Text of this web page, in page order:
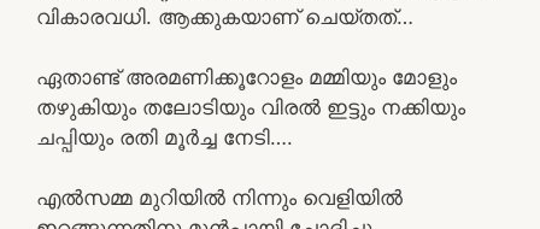
വികാരവധി. ആക്കുകയാണ് ചെയ്‍തത്…
ഏതാണ്ട് അരമണിക്കൂറോളം മമ്മിയും മോളും
തഴുകിയും തലോടിയും വിരൽ ഇട്ടും നക്കിയും
ചപ്പിയും രതി മൂർച്ച നേടി….
എൽസമ്മ മുറിയിൽ നിന്നും വെളിയിൽ